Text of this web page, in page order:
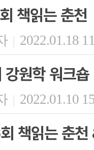
책읽는 춘천
| 2022.01.18
강원학 워크숍
| 2022.01.10
책읽는 춘천